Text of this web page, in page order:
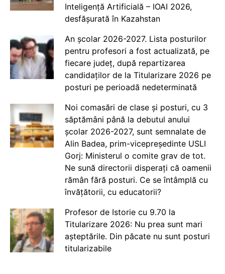
Inteligență Artificială – IOAI 2026,
desfășurată în Kazahstan
An școlar 2026-2027. Lista posturilor
pentru profesori a fost actualizată, pe
fiecare județ, după repartizarea
candidaților de la Titularizare 2026 pe
posturi pe perioadă nedeterminată
Noi comasări de clase și posturi, cu 3
săptămâni până la debutul anului
școlar 2026-2027, sunt semnalate de
Alin Badea, prim-vicepreședinte USLI
Gorj: Ministerul o comite grav de tot.
Ne sună directorii disperați că oamenii
rămân fără posturi. Ce se întâmplă cu
învățătorii, cu educatorii?
Profesor de Istorie cu 9.70 la
Titularizare 2026: Nu prea sunt mari
așteptările. Din păcate nu sunt posturi
titularizabile